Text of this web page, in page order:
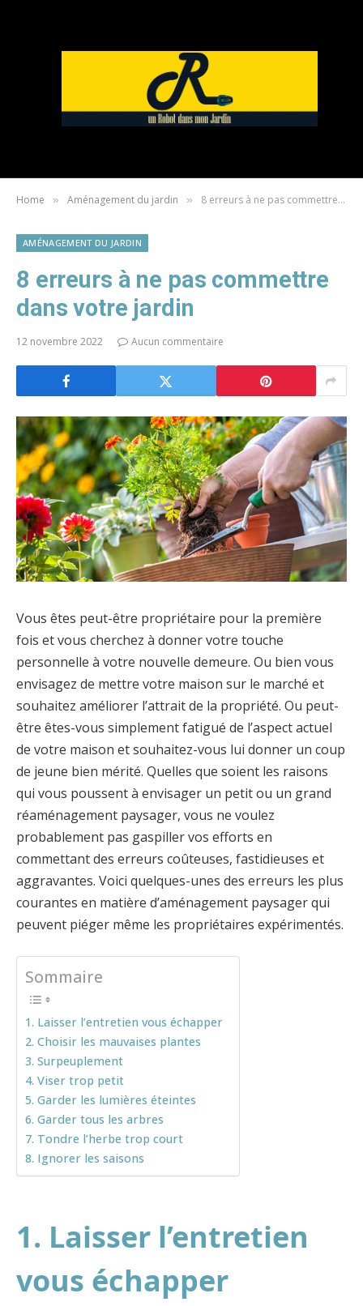
Home » Aménagement du jardin » 8 erreurs à ne pas commettre dans votre jardin
AMÉNAGEMENT DU JARDIN
8 erreurs à ne pas commettre
dans votre jardin
12 novembre 2022 Aucun commentaire
Vous êtes peut-être propriétaire pour la première
fois et vous cherchez à donner votre touche
personnelle à votre nouvelle demeure. Ou bien vous
envisagez de mettre votre maison sur le marché et
souhaitez améliorer l’attrait de la propriété. Ou peut-
être êtes-vous simplement fatigué de l’aspect actuel
de votre maison et souhaitez-vous lui donner un coup
de jeune bien mérité. Quelles que soient les raisons
qui vous poussent à envisager un petit ou un grand
réaménagement paysager, vous ne voulez
probablement pas gaspiller vos efforts en
commettant des erreurs coûteuses, fastidieuses et
aggravantes. Voici quelques-unes des erreurs les plus
courantes en matière d’aménagement paysager qui
peuvent piéger même les propriétaires expérimentés.
Sommaire
1. Laisser l’entretien vous échapper
2. Choisir les mauvaises plantes
3. Surpeuplement
4. Viser trop petit
5. Garder les lumières éteintes
6. Garder tous les arbres
7. Tondre l’herbe trop court
8. Ignorer les saisons
1. Laisser l’entretien
vous échapper